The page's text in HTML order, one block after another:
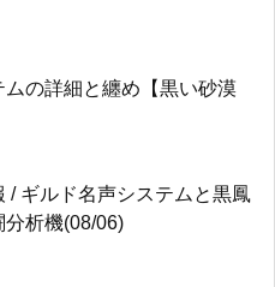
ムの詳細と纏め【黒い砂漠
/ ギルド名声システムと黒鳳
分析機(08/06)